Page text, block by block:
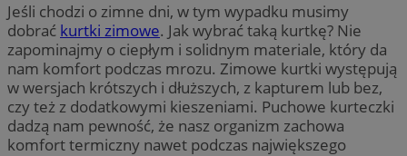
Jeśli chodzi o zimne dni, w tym wypadku musimy
dobrać kurtki zimowe. Jak wybrać taką kurtkę? Nie
zapominajmy o ciepłym i solidnym materiale, który da
nam komfort podczas mrozu. Zimowe kurtki występują
w wersjach krótszych i dłuższych, z kapturem lub bez,
czy też z dodatkowymi kieszeniami. Puchowe kurteczki
dadzą nam pewność, że nasz organizm zachowa
komfort termiczny nawet podczas największego